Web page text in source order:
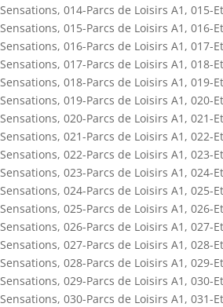
Sensations, 014-Parcs de Loisirs A1 , 015-
Sensations, 015-Parcs de Loisirs A1 , 016-
Sensations, 016-Parcs de Loisirs A1 , 017-
Sensations, 017-Parcs de Loisirs A1 , 018-
Sensations, 018-Parcs de Loisirs A1 , 019-
Sensations, 019-Parcs de Loisirs A1 , 020-
Sensations, 020-Parcs de Loisirs A1 , 021-
Sensations, 021-Parcs de Loisirs A1 , 022-
Sensations, 022-Parcs de Loisirs A1 , 023-
Sensations, 023-Parcs de Loisirs A1 , 024-
Sensations, 024-Parcs de Loisirs A1 , 025-
Sensations, 025-Parcs de Loisirs A1 , 026-
Sensations, 026-Parcs de Loisirs A1 , 027-
Sensations, 027-Parcs de Loisirs A1 , 028-
Sensations, 028-Parcs de Loisirs A1 , 029-
Sensations, 029-Parcs de Loisirs A1 , 030-
Sensations, 030-Parcs de Loisirs A1 , 031-